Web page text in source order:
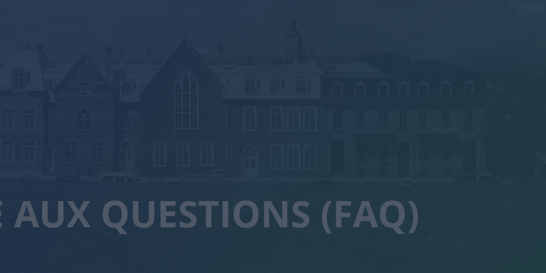
AUX QUESTIONS (FAQ)